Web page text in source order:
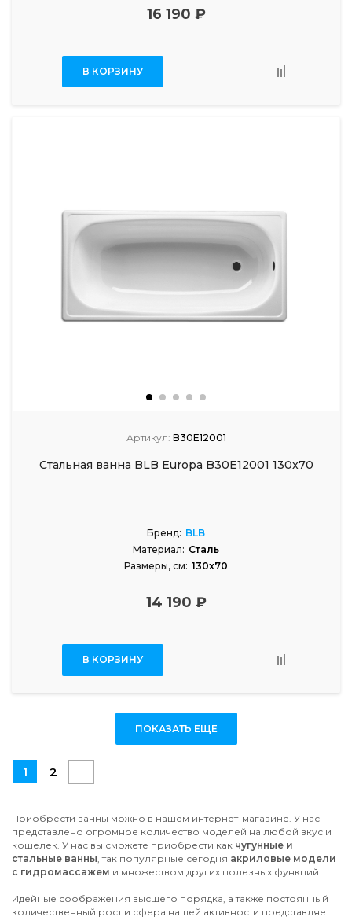
16 190 ₽
В КОРЗИНУ
Артикул: B30E12001
Стальная ванна BLB Europa B30E12001 130x70
Бренд: BLB
Материал: Сталь
Размеры, см: 130x70
14 190 ₽
В КОРЗИНУ
ПОКАЗАТЬ ЕЩЕ
1 2
Приобрести ванны можно в нашем интернет-магазине. У нас
представлено огромное количество моделей на любой вкус и
кошелек. У нас вы сможете приобрести как чугунные и
стальные ванны, так популярные сегодня акриловые модели
с гидромассажем и множеством других полезных функций.
Идейные соображения высшего порядка, а также постоянный
количественный рост и сфера нашей активности представляет